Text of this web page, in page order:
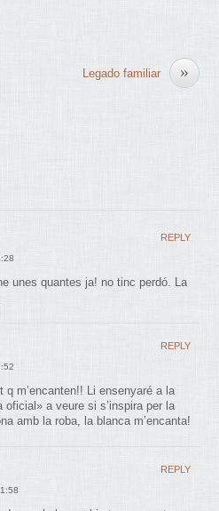
»
Legado familiar
unes quantes ja! no tinc perdó. La
REPLY
m’encanten!! Li ensenyaré a la
a veure si s’inspira per la
amb la roba, la blanca m’encanta!
REPLY
REPLY